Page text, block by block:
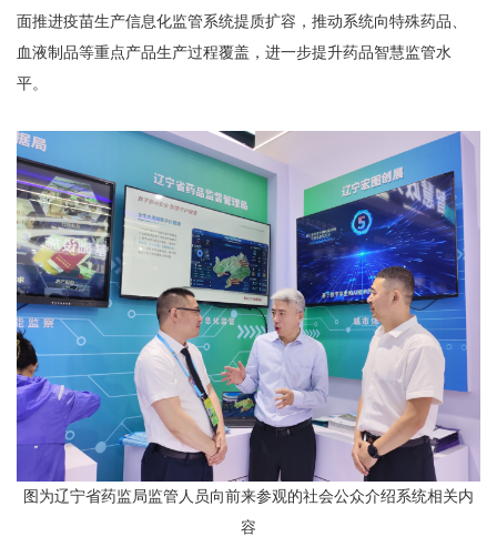
面推进疫苗生产信息化监管系统提质扩容，推动系统向特殊药品、
血液制品等重点产品生产过程覆盖，进一步提升药品智慧监管水
平。
图为辽宁省药监局监管人员向前来参观的社会公众介绍系统相关内
容